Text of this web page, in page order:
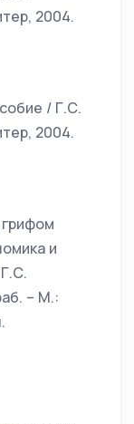
2004.
/ Г.С.
2004.
и
– М.: